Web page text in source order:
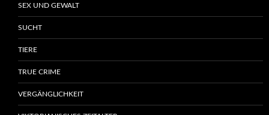
SEX UND GEWALT
SUCHT
TIERE
TRUE CRIME
VERGÄNGLICHKEIT